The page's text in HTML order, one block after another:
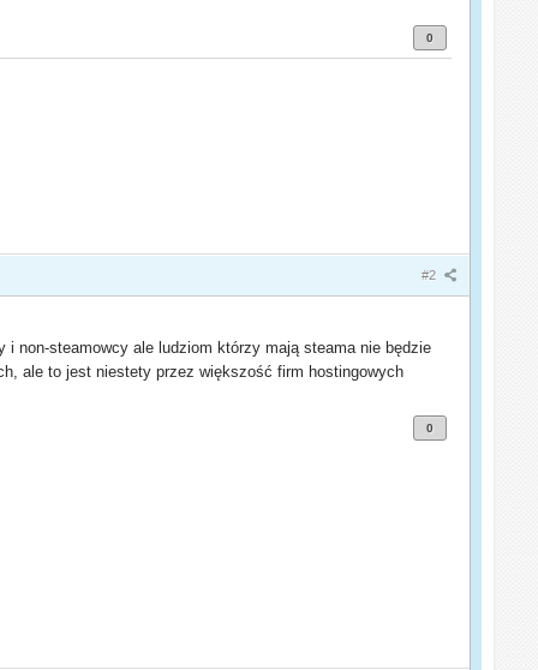
0
#2
non-steamowcy ale ludziom którzy mają steama nie będzie
ale to jest niestety przez większość firm hostingowych
0